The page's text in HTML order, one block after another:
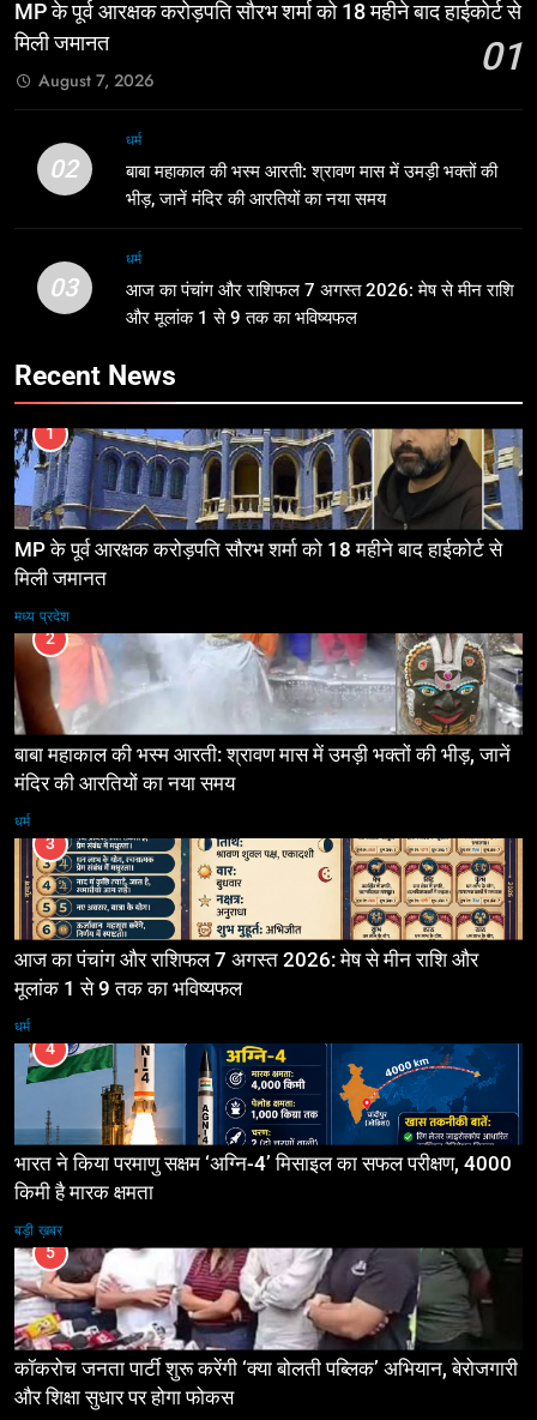
MP के पूर्व आरक्षक करोड़पति सौरभ शर्मा को 18 महीने बाद हाईकोर्ट से
मिली जमानत
01
August 7, 2026
02
धर्म
बाबा महाकाल की भस्म आरती: श्रावण मास में उमड़ी भक्तों की
भीड़, जानें मंदिर की आरतियों का नया समय
03
धर्म
आज का पंचांग और राशिफल 7 अगस्त 2026: मेष से मीन राशि
और मूलांक 1 से 9 तक का भविष्यफल
Recent News
1
MP के पूर्व आरक्षक करोड़पति सौरभ शर्मा को 18 महीने बाद हाईकोर्ट से
मिली जमानत
मध्य प्रदेश
2
बाबा महाकाल की भस्म आरती: श्रावण मास में उमड़ी भक्तों की भीड़, जानें
मंदिर की आरतियों का नया समय
धर्म
3
आज का पंचांग और राशिफल 7 अगस्त 2026: मेष से मीन राशि और
मूलांक 1 से 9 तक का भविष्यफल
धर्म
4
भारत ने किया परमाणु सक्षम ‘अग्नि-4’ मिसाइल का सफल परीक्षण, 4000
किमी है मारक क्षमता
बड़ी ख़बर
5
कॉकरोच जनता पार्टी शुरू करेंगी ‘क्या बोलती पब्लिक’ अभियान, बेरोजगारी
और शिक्षा सुधार पर होगा फोकस